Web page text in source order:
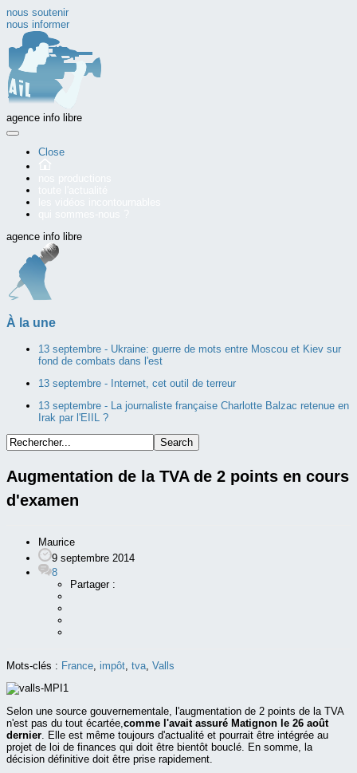
nous soutenir
nous informer
agence info libre
Close
agence info libre
À la une
13 septembre - Ukraine: guerre de mots entre Moscou et Kiev sur
fond de combats dans l'est
13 septembre - Internet, cet outil de terreur
13 septembre - La journaliste française Charlotte Balzac retenue en
Irak par l'EIIL ?
Augmentation de la TVA de 2 points en cours
d'examen
Maurice
9 septembre 2014
8
Partager :
Mots-clés : France, impôt, tva, Valls
Selon une source gouvernementale, l'augmentation de 2 points de la TVA
n'est pas du tout écartée,comme l'avait assuré Matignon le 26 août
dernier. Elle est même toujours d'actualité et pourrait être intégrée au
projet de loi de finances qui doit être bientôt bouclé. En somme, la
décision définitive doit être prise rapidement.